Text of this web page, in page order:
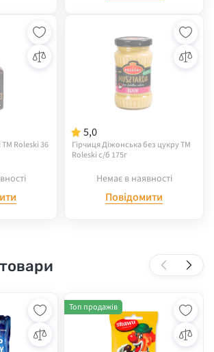
ТМ Roleski 36
5,0
Гірчиця Діжонська без цукру ТМ
Roleski с/б 175г
Немає в наявності
Повідомити
Топ продажів